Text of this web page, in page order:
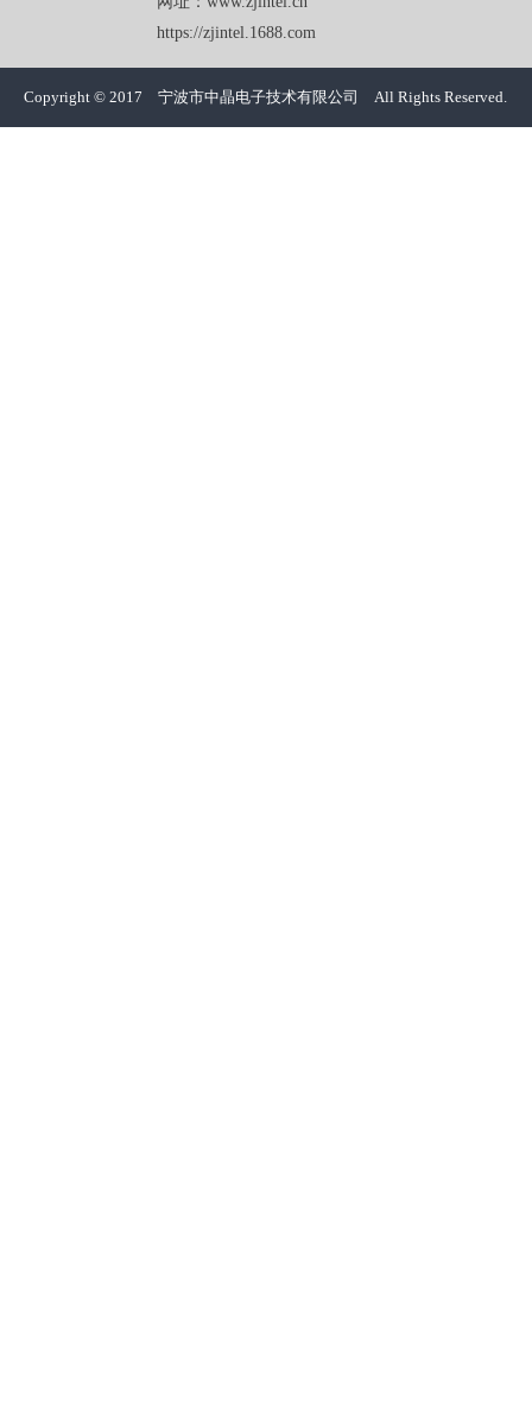
https://zjintel.1688.com
Copyright © 2017 宁波市中晶电子技术有限公司 All Rights Reserved.